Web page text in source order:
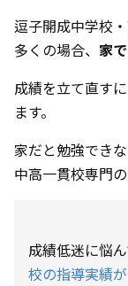
逗子開成中学校
多くの場合、 家
成績を立て直すに
ます。
家だと勉強でき
中高一貫校専門
成績低迷に悩
校の指導実績